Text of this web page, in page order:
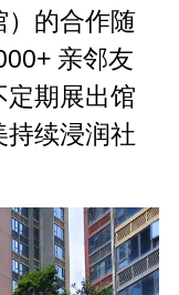
）的合作随
亲邻友
定期展出馆
持续浸润社